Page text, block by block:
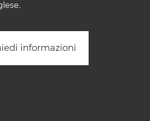
informazioni